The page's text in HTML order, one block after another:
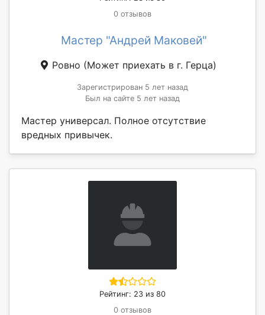
0 отзывов
Мастер "Андрей Маковей"
Ровно (Может приехать в г. Герца)
Зарегистрирован 5 лет назад
Был на сайте 5 лет назад
Мастер универсал. Полное отсутствие
вредных привычек.
Рейтинг: 23 из 80
0 отзывов